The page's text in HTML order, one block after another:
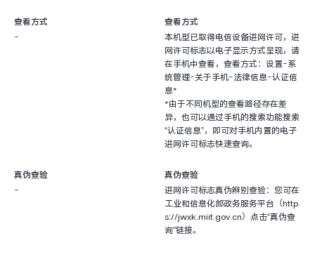
查看方式
-
查看方式
本机型已取得电信设备进网许可，进
网许可标志以电子显示方式呈现，请
在手机中查看，查看方式：设置-系
统管理-关于手机-法律信息-认证信
息*
*由于不同机型的查看路径存在差
异，也可以通过手机的搜索功能搜索
“认证信息”，即可对手机内置的电子
进网许可标志快速查询。
真伪查验
-
真伪查验
进网许可标志真伪辨别查验：您可在
工业和信息化部政务服务平台（http
s://jwxk.miit.gov.cn）点击“真伪查
询”链接。